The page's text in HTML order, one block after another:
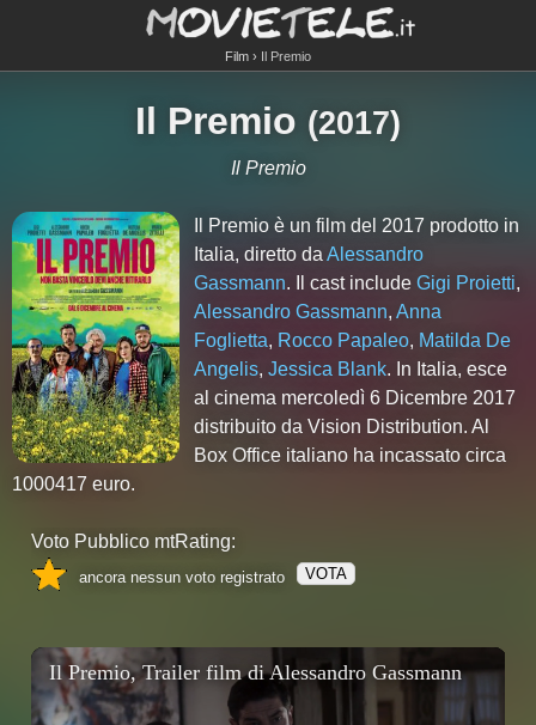
Film Il Premio
Il Premio (2017)
Il Premio
Il Premio è un film del 2017 prodotto in
Italia, diretto daAlessandro
Gassmann. Il cast includeGigi Proietti,
Alessandro Gassmann,Anna
Foglietta, Rocco Papaleo, Matilda De
Angelis,Jessica Blank. In Italia, esce
al cinema mercoledì 6 Dicembre 2017
distribuito da Vision Distribution. Al
Box Office italiano ha incassato circa
1000417 euro.
Voto Pubblico mtRating:
ancora nessun voto registrato VOTA